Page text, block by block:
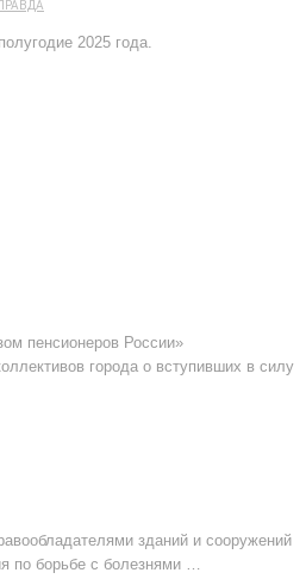
ПРАВДА
2025 года.
пенсионеров России»
города о вступивших в силу
зданий и сооружений
по борьбе с болезнями …